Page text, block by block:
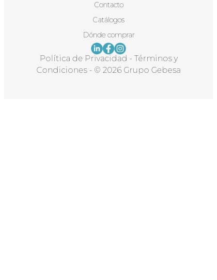
Contacto
Catálogos
Dónde comprar
Política de Privacidad - Términos y
Condiciones - © 2026 Grupo Gebesa